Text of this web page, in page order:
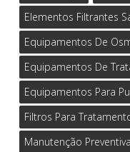
Elementos Filtrantes
Equipamentos De
Equipamentos De
Equipamentos Para
Filtros Para
Manutenção Preventiva